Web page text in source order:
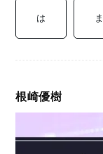
は ま
根崎優樹